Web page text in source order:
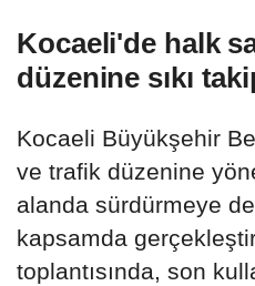
Kocaeli'de halk
düzenine sıkı
Kocaeli Büyükşehir
ve trafik düzenine
alanda sürdürmeye
kapsamda
toplantısında, son